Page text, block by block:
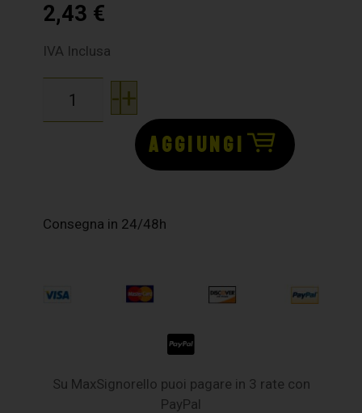
2,43 €
IVA Inclusa
-+
AGGIUNGI
Consegna in 24/48h
Su MaxSignorello puoi pagare in 3 rate con
PayPal